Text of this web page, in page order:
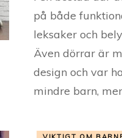
på både
leksaker och
Även dörrar är
design och var
mindre barn,